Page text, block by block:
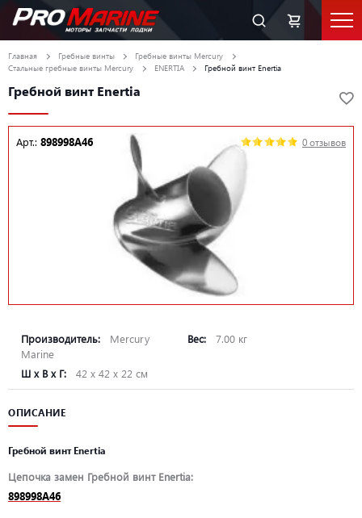
Главная Гребные винты
Гребные винты Mercury
Стальные гребные винты Mercury
ENERTIA Гребной винт Enertia
Гребной винт Enertia
Арт.: 898998A46 0 отзывов
Производитель:
Mercury
Marine
Вес: 7.00 кг
Ш х В х Г: 42 х 42 х 22 см
ОПИСАНИЕ
Гребной винт Enertia
Цепочка замен Гребной винт Enertia:
898998A46